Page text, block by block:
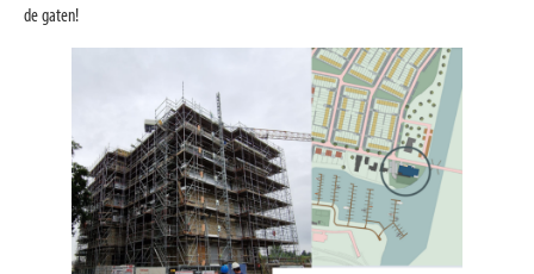
de gaten!